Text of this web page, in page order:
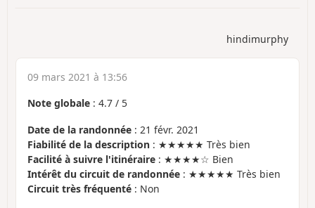
hindimurphy
09 mars 2021 à 13:56
Note globale : 4.7 / 5
Date de la randonnée : 21 févr. 2021
Fiabilité de la description : ★★★★★ Très bien
Facilité à suivre l'itinéraire : ★★★★☆ Bien
Intérêt du circuit de randonnée : ★★★★★ Très bien
Circuit très fréquenté : Non